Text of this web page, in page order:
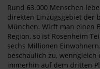
Rund 63.000 Menschen
direkten Einzugsgebiet der
München. Wirft man einen
Region, so ist Rosenheim
sechs Millionen
beschaulich zu,
immerhin auf dem dritten